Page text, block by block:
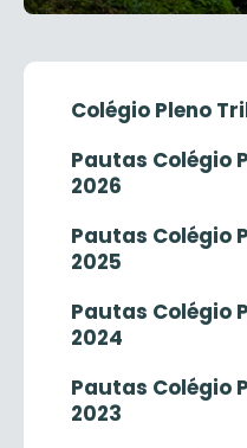
Colégio Pleno
Pautas Colégio
2026
Pautas Colégio
2025
Pautas Colégio
2024
Pautas Colégio
2023